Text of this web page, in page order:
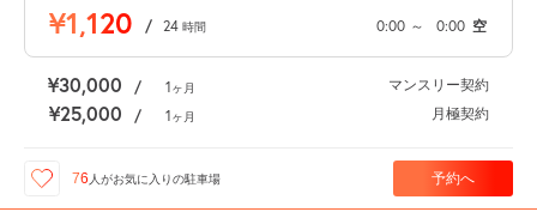
¥1,120 / 24 時間 0:00 ～ 0:00 空
¥30,000 / 1ヶ月 マンスリー契約
¥25,000 / 1ヶ月 月極契約
76 人がお気に入りの駐車場 予約へ